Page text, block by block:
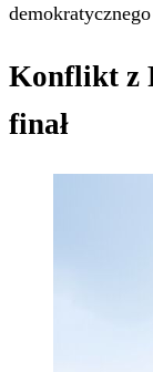
Konflikt z
finał